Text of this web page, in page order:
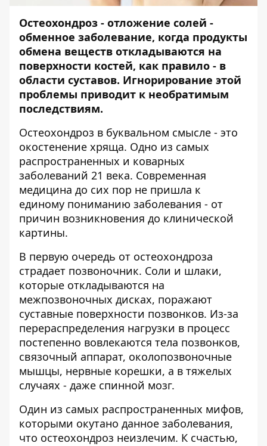
Остеохондроз - отложение солей -
обменное заболевание, когда продукты
обмена веществ откладываются на
поверхности костей, как правило - в
области суставов. Игнорирование этой
проблемы приводит к необратимым
последствиям.
Остеохондроз в буквальном смысле - это
окостенение хряща. Одно из самых
распространенных и коварных
заболеваний 21 века. Современная
медицина до сих пор не пришла к
единому пониманию заболевания - от
причин возникновения до клинической
картины.
В первую очередь от остеохондроза
страдает позвоночник. Соли и шлаки,
которые откладываются на
межпозвоночных дисках, поражают
суставные поверхности позвонков. Из-за
перераспределения нагрузки в процесс
постепенно вовлекаются тела позвонков,
связочный аппарат, околопозвоночные
мышцы, нервные корешки, а в тяжелых
случаях - даже спинной мозг.
Один из самых распространенных мифов,
которыми окутано данное заболевания,
что остеохондроз неизлечим. К счастью,